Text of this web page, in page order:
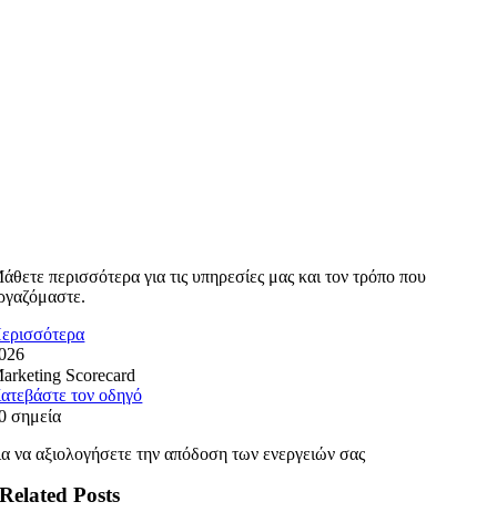
περισσότερα για τις υπηρεσίες μας και τον τρόπο που
Scorecard
τον οδηγό
σημεία
να αξιολογήσετε την απόδοση των ενεργειών σας
Related Posts